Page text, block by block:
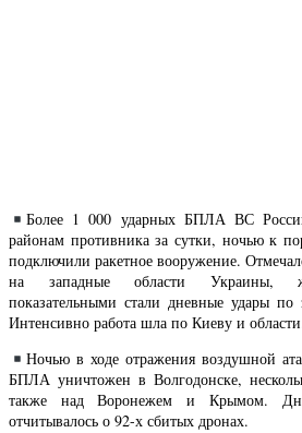
Более 1 000 ударных БПЛА ВС
районам противника за сутки, ночью к
подключили ракетное вооружение.
на западные области Украины,
показательными стали дневные удары
Интенсивно работа шла по Киеву и
Ночью в ходе отражения воздушной
БПЛА уничтожен в Волгодонске,
также над Воронежем и Крымом.
отчитывалось о 92-х сбитых дронах.